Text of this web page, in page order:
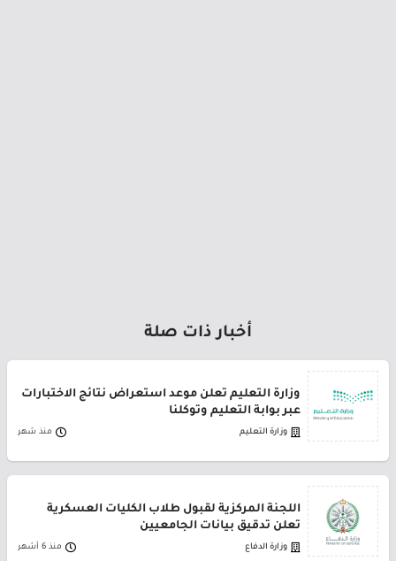
أخبار ذات صلة
وزارة التعليم تعلن موعد استعراض نتائج الاختبارات
عبر بوابة التعليم وتوكلنا
وزارة التعليم منذ شهر
اللجنة المركزية لقبول طلاب الكليات العسكرية
تعلن تدقيق بيانات الجامعيين
وزارة الدفاع منذ 6 أشهر